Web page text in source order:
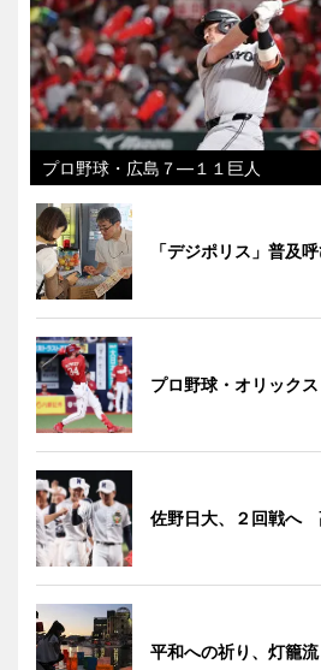
プロ野球・広島７―１１巨人
「デジポリス」普及
プロ野球・オリック
佐野日大、２回戦へ
平和への祈り、灯籠